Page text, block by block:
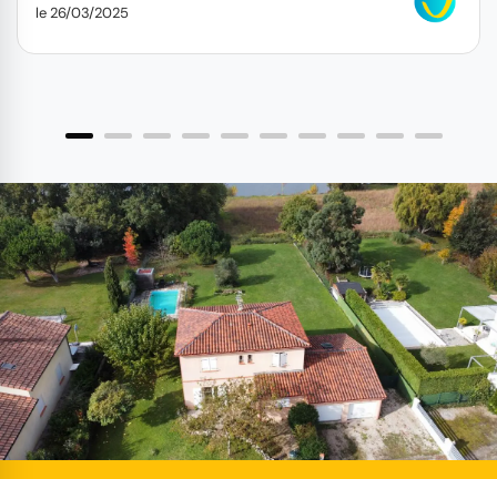
le 26/03/2025